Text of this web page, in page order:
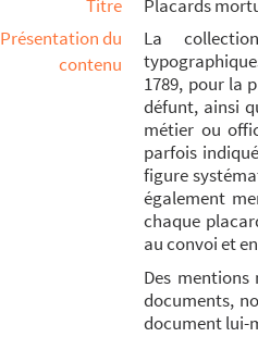
4-AFF-000645. Jean-Jacques-
4-AFF-000646. Anne-Catherine
4-AFF-000647. Bernard-
4-AFF-000648. Marie-
4-AFF-000649. Gilles-Marie
4-AFF-000650. Jeanne-Félicité
4-AFF-000651. Charles
4-AFF-000652. Catherine-
Titre
Placards
Présentation du
contenu
La
1789, pour la
défunt, ainsi
métier ou
parfois
figure
également
chaque
au convoi et
Des
documents,
document lui-